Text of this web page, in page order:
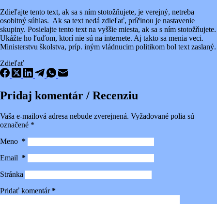
Zdieľajte tento text, ak sa s ním stotožňujete, je verejný, netreba
osobitný súhlas. Ak sa text nedá zdieľať, príčinou je nastavenie
skupiny. Posielajte tento text na vyššie miesta, ak sa s ním stotožňujete.
Ukážte ho ľuďom, ktorí nie sú na internete. Aj takto sa menia veci.
Ministerstvu školstva, príp. iným vládnucim politikom bol text zaslaný.
Zdieľať
Pridaj komentár / Recenziu
Vaša e-mailová adresa nebude zverejnená. Vyžadované polia sú
označené *
Meno *
Email *
Stránka
Pridať komentár*